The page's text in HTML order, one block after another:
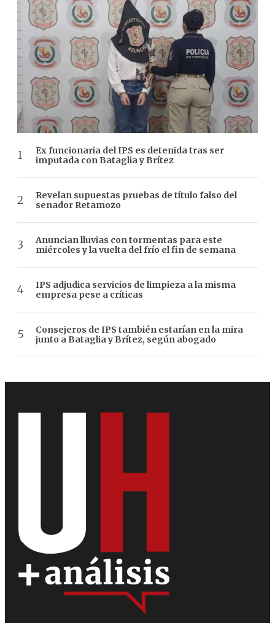
Ex funcionaria del IPS es detenida tras ser
imputada con Bataglia y Brítez
Revelan supuestas pruebas de título falso del
senador Retamozo
Anuncian lluvias con tormentas para este
miércoles y la vuelta del frío el fin de semana
IPS adjudica servicios de limpieza a la misma
empresa pese a críticas
Consejeros de IPS también estarían en la mira
junto a Bataglia y Brítez, según abogado